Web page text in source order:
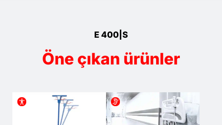
E 400|S
Öne çıkan ürünler